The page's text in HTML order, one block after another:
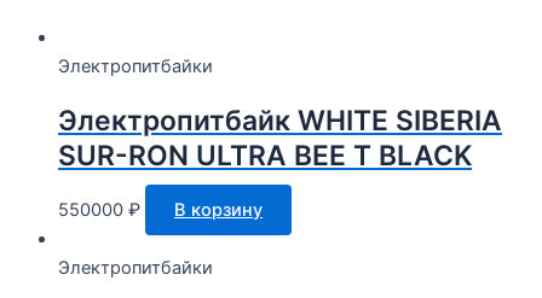
Электропитбайки
Электропитбайк WHITE SIBERIA
SUR-RON ULTRA BEE T BLACK
550000 ₽ В корзину
Электропитбайки